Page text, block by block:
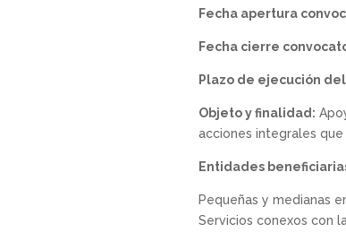
Fecha apertura
Fecha cierre
Plazo de ejecución
Objeto y finalidad:
acciones integrales que
Entidades
Pequeñas y medianas
Servicios conexos con